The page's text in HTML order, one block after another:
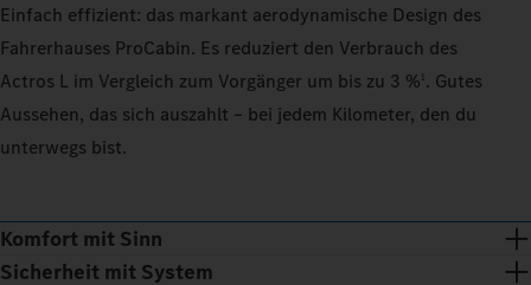
Einfach effizient: das markant aerodynamische Design des
Fahrerhauses ProCabin. Es reduziert den Verbrauch des
Actros L im Vergleich zum Vorgänger um bis zu 3 %1. Gutes
Aussehen, das sich auszahlt – bei jedem Kilometer, den du
unterwegs bist.
Komfort mit Sinn
Sicherheit mit System